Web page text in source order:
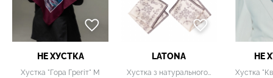
НЕ ХУСТКА
Хустка "Гора Грегіт" М
LATONA
Хустка з натурального шовку
НЕ